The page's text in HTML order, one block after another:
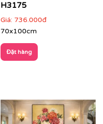
H3175
Giá: 736.000đ
70x100cm
Đặt hàng